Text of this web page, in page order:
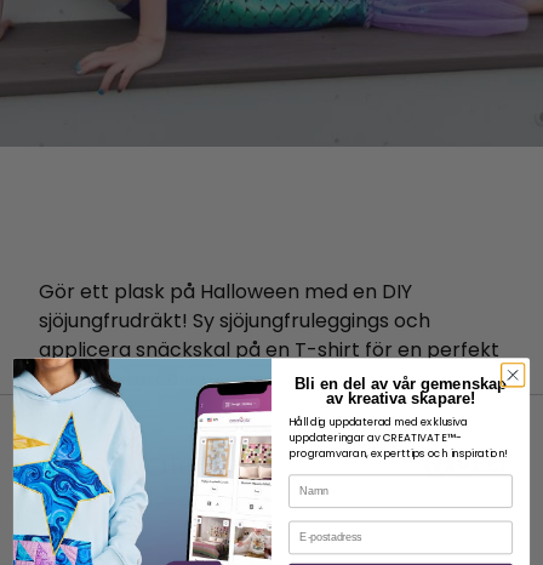
Gör ett plask på Halloween med en DIY
sjöjungfrudräkt! Sy sjöjungfruleggings och
applicera snäckskal på en T-shirt för en perfekt
havsinspirerad look.
OM
Bli en del av vår gemenskap
av kreativa skapare!
Håll dig uppdaterad med exklusiva
uppdateringar av CREATIVATE™-
programvaran, experttips och inspiration!
Namn
E-post